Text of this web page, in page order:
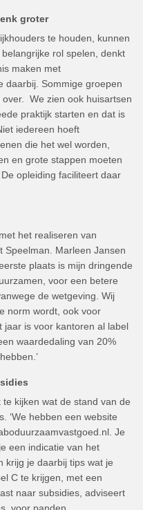
groter
te houden, kunnen
rol spelen, denkt
maken met
daarbij. Sommige groepen
We zien ook huisartsen
praktijk starten en dat is
iedereen hoeft
die het wel worden,
en grote stappen moeten
opleiding faciliteert daar
het realiseren van
Speelman. Marleen Jansen
plaats is mijn dringende
voor een betere
de wetgeving. Wij
norm wordt, ook voor
jaar is voor kantoren al label
waardedaling van 20%
kijken wat de stand van de
‘We hebben een website
Je
een indicatie van het
krijg je daarbij tips wat je
C te krijgen, met een
naar subsidies, adviseert